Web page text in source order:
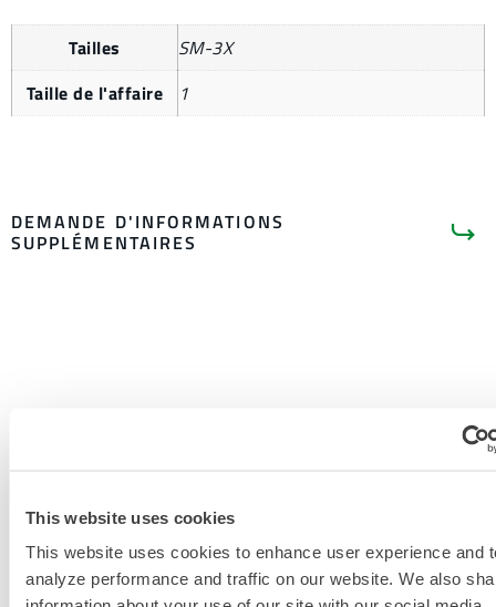
This website uses cookies
This website uses cookies to enhance user experience and
analyze performance and traffic on our website. We also
Tailles
SM-3X
Taille de l'affaire
1
DEMANDE D'INFORMATIONS
SUPPLÉMENTAIRES
DOCUMENTS CONNEXES